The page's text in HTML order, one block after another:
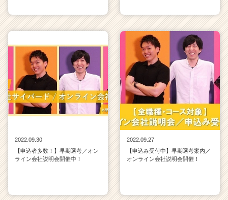
2022.09.30
【申込者多数！】早期選考／オン
ライン会社説明会開催中！
2022.09.27
【申込み受付中】早期選考案内／
オンライン会社説明会開催！